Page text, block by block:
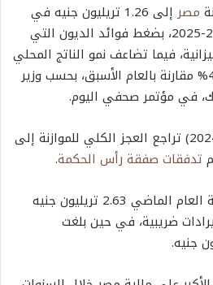
مصر
إلى 1.26 تريليون جنيه في
العام المالي الماضي 2024-2025، بضغط فوائد الديون التي
فيما تضاعف نمو الناتج المحلي
الإجمالي الحقيقي إلى 4.5% مقارنة بالعام الأسبق، بحسب وزير
في مؤتمر صحفي اليوم.
في العام المالي (2023-2024) تراجع العجز الكلي للموازنة إلى
تدفقات صفقة رأس الحكمة.
وبلغت الإيرادات في ميزانية العام الماضي 2.63 تريليون جنيه
إيرادات ضريبية، في حين بلغت